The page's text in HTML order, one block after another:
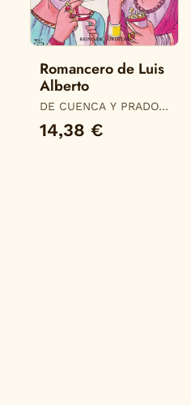
Romancero de Luis
Alberto
DE CUENCA Y PRADO,
14,38 €